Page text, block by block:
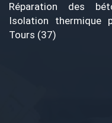
Réparation des
Isolation thermique
Tours (37)